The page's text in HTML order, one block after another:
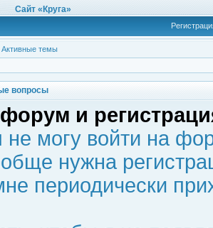
Сайт «Круга»
Активные темы
вопросы
и
не могу войти на
нужна
периодически